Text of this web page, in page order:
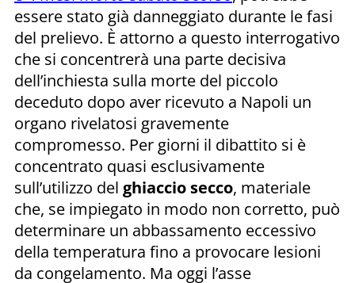
essere stato già danneggiato durante le fasi
del prelievo. È attorno a questo interrogativo
che si concentrerà una parte decisiva
dell’inchiesta sulla morte del piccolo
deceduto dopo aver ricevuto a Napoli un
organo rivelatosi gravemente
compromesso. Per giorni il dibattito si è
concentrato quasi esclusivamente
sull’utilizzo del ghiaccio secco, materiale
che, se impiegato in modo non corretto, può
determinare un abbassamento eccessivo
della temperatura fino a provocare lesioni
da congelamento. Ma oggi l’asse